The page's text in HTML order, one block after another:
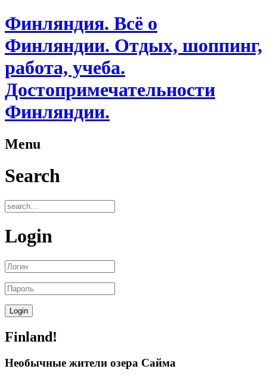
Финляндия. Всё о
Финляндии. Отдых, шоппинг,
работа, учеба.
Достопримечательности
Финляндии.
Menu
Search
Login
Finland!
Необычные жители озера Сайма